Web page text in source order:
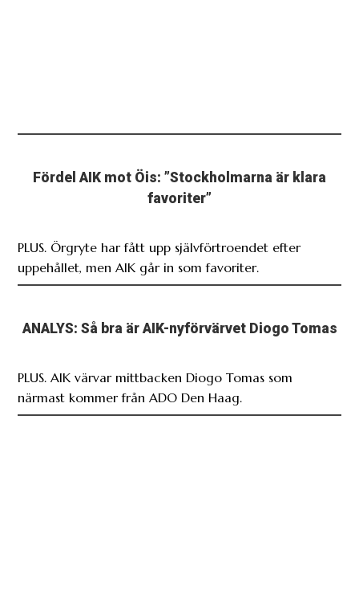
Fördel AIK mot Öis: ”Stockholmarna är klara
favoriter”
PLUS. Örgryte har fått upp självförtroendet efter
uppehållet, men AIK går in som favoriter.
ANALYS: Så bra är AIK-nyförvärvet Diogo Tomas
PLUS. AIK värvar mittbacken Diogo Tomas som
närmast kommer från ADO Den Haag.